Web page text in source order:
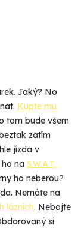
Jaký? No
Kupte mu
tom bude všem
zatím
jízda v
ho na S.W.A.T.
ho neberou?
Nemáte na
lázních. Nebojte
si